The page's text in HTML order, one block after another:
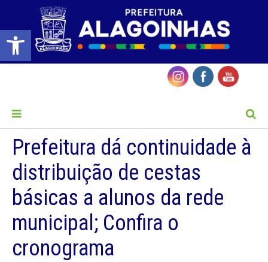
Prefeitura dá continuidade à
distribuição de cestas
básicas a alunos da rede
municipal; Confira o
cronograma
Barra de Ferramentas Aberta